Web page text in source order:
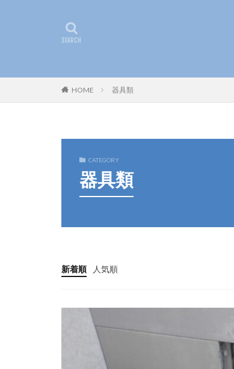
HOME 器具類
CATEGORY
器具類
新着順 人気順